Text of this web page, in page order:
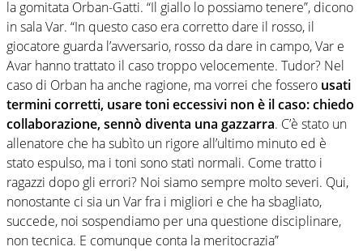
la gomitata Orban-Gatti. “Il giallo lo possiamo tenere”, dicono
in sala Var. “In questo caso era corretto dare il rosso, il
giocatore guarda l’avversario, rosso da dare in campo, Var e
Avar hanno trattato il caso troppo velocemente. Tudor? Nel
caso di Orban ha anche ragione, ma vorrei che fossero usati
termini corretti, usare toni eccessivi non è il caso: chiedo
collaborazione, sennò diventa una gazzarra. C’è stato un
allenatore che ha subìto un rigore all’ultimo minuto ed è
stato espulso, ma i toni sono stati normali. Come tratto i
ragazzi dopo gli errori? Noi siamo sempre molto severi. Qui,
nonostante ci sia un Var fra i migliori e che ha sbagliato,
succede, noi sospendiamo per una questione disciplinare,
non tecnica. E comunque conta la meritocrazia”